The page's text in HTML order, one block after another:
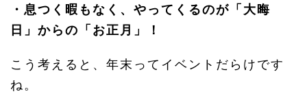
・息つく暇もなく、やってくるのが「大晦
日」からの「お正月」！
こう考えると、年末ってイベントだらけです
ね。